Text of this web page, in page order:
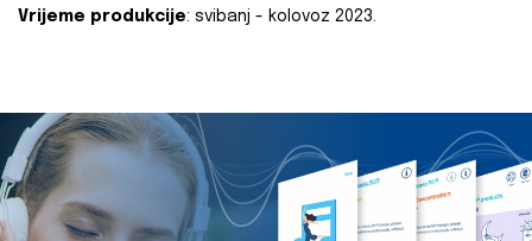
Vrijeme produkcije: svibanj - kolovoz 2023.